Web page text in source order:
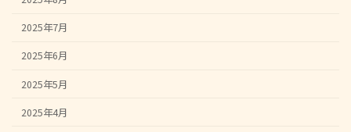
2025年7月
2025年6月
2025年5月
2025年4月